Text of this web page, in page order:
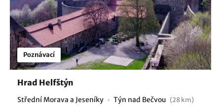
Poznávací
Hrad Helfštýn
Střední Morava a Jeseníky Týn nad Bečvou (28 km)